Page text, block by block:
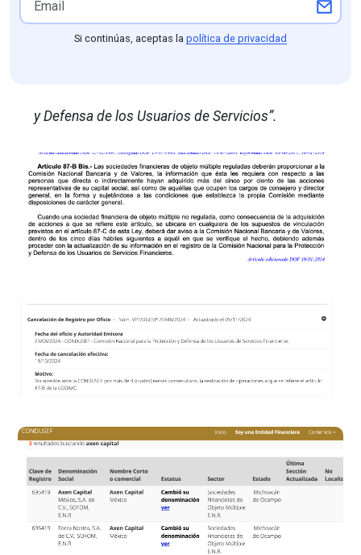
Si continúas, aceptas la política de privacidad
y Defensa de los Usuarios de Servicios”.